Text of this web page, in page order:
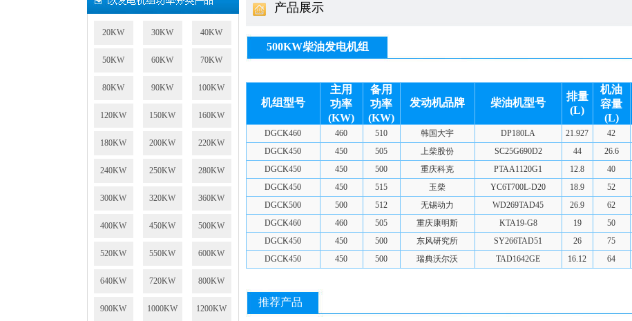
20KW 30KW 40KW
50KW 60KW 70KW
80KW 90KW 100KW
120KW 150KW 160KW
180KW 200KW 220KW
240KW 250KW 280KW
300KW 320KW 360KW
400KW 450KW 500KW
520KW 550KW 600KW
640KW 720KW 800KW
900KW 1000KW 1200KW
产品展示
500KW柴油发电机组
机组型号
主用
功率
(KW)
备用
功率
(KW)
发动机品牌 柴油机型号
排量
(L)
机油
容量
(L)
DGCK460 460 510 韩国大宇 DP180LA 21.927 42
DGCK450
450 505 上柴股份 SC25G690D2 44 26.6
DGCK450
450 500 重庆科克 PTAA1120G1 12.8 40
DGCK450
450 515 玉柴 YC6T700L-D20 18.9 52
DGCK500
500 512 无锡动力 WD269TAD45 26.9 62
DGCK460
460 505 重庆康明斯 KTA19-G8 19 50
DGCK450
450 500 东风研究所 SY266TAD51 26 75
DGCK450
450 500 瑞典沃尔沃 TAD1642GE 16.12 64
推荐产品